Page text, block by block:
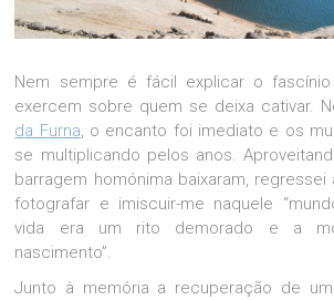
Nem sempre é fácil explicar o
exercem sobre quem se deixa cativar.
da Furna, o encanto foi imediato e os
se multiplicando pelos anos.
barragem homónima baixaram, regressei
fotografar e imiscuir-me naquele
vida era um rito demorado e a
nascimento”.
Junto à memória a recuperação de